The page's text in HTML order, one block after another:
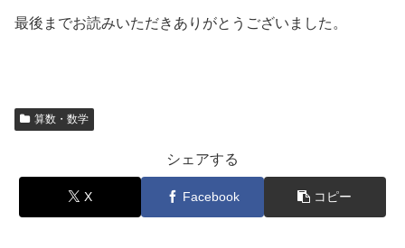
最後までお読みいただきありがとうございました。
算数・数学
シェアする
X Facebook コピー